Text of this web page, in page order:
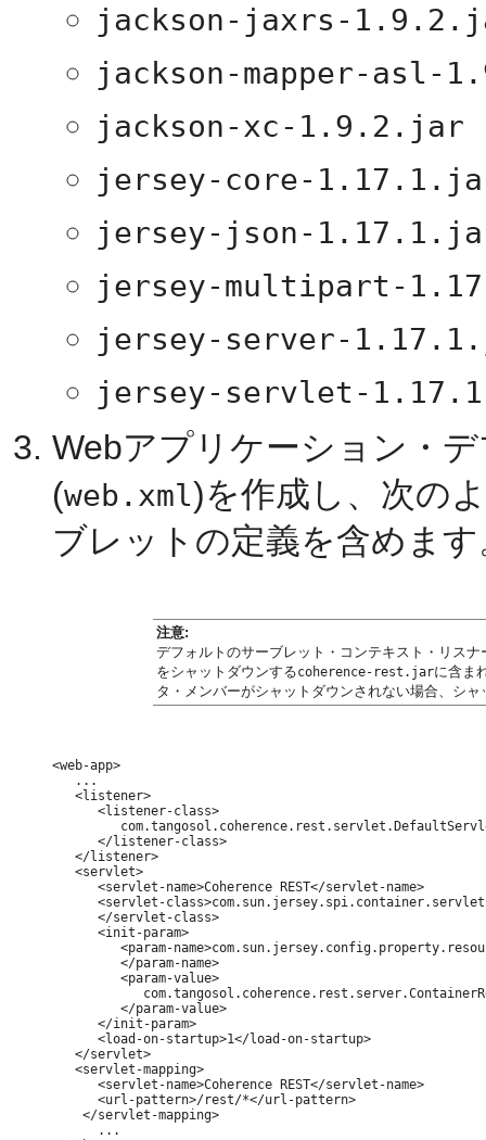
jackson-jaxrs-
jackson-mapper-asl-
jackson-xc-1.9.2.jar
jersey-core-
jersey-json-
jersey-multipart-
jersey-server-
jersey-servlet-
Webアプリケーション・
(web.xml)を作成し、次の
ブレットの定義を含めます
注意:
デフォルトのサーブレット・コンテキスト・リス
をシャットダウンするcoherence-rest.jarに含ま
タ・メンバーがシャットダウンされない場合、シ
<web-app>
   ...
   <listener>
      <listener-class>
      </listener-class>
   </listener>
   <servlet>
      <servlet-name>Coherence REST</servlet-name>
<servlet-
      </servlet-class>
      <init-param>
<param-
         </param-name>
         <param-value>
         </param-value>
      </init-param>
      <load-on-startup>1</load-on-startup>
   </servlet>
   <servlet-mapping>
      <servlet-name>Coherence REST</servlet-name>
      <url-pattern>/rest/*</url-pattern>
    </servlet-mapping>
      ...